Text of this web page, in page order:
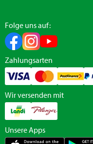
Folge uns auf:
Zahlungsarten
Wir versenden mit
Unsere Apps